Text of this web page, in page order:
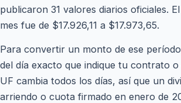
publicaron 31 valores diarios oficiales.
mes fue de $17.926,11 a $17.973,65.
Para convertir un monto de ese
del día exacto que indique tu contrato
UF cambia todos los días, así que un
arriendo o cuota firmado en enero de